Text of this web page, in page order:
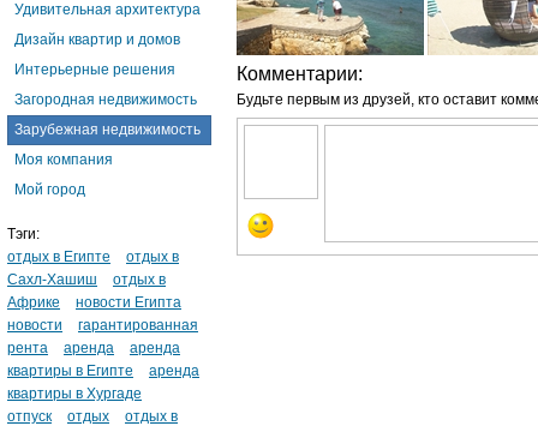
Удивительная архитектура
Дизайн квартир и домов
Интерьерные решения
Загородная недвижимость
Зарубежная недвижимость
Моя компания
Мой город
Тэги:
отдых в Египте
отдых в
Сахл-Хашиш
отдых в
Африке
новости Египта
новости
гарантированная
рента
аренда
аренда
квартиры в Египте
аренда
квартиры в Хургаде
отпуск
отдых
отдых в
Комментарии:
Будьте первым из друзей, кто оставит